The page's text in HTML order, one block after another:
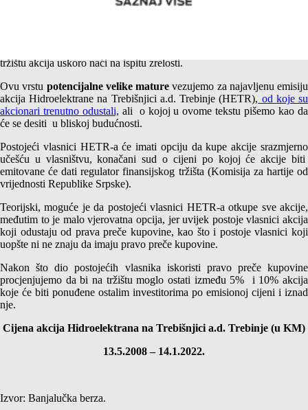
Emisija akcija Hidroelektrana na Trebišnjici a.d. Trebinje –
tržištu akcija uskoro naći na ispitu zrelosti.
Ovu vrstu potencijalne velike mature vezujemo za najavljenu emisiju
akcija Hidroelektrane na Trebišnjici a.d. Trebinje (HETR), od koje su
akcionari trenutno odustali, ali o kojoj u ovome tekstu pišemo kao da
će se desiti u bliskoj budućnosti.
Postojeći vlasnici HETR-a će imati opciju da kupe akcije srazmjerno
učešću u vlasništvu, konačani sud o cijeni po kojoj će akcije biti
emitovane će dati regulator finansijskog tržišta (Komisija za hartije od
vrijednosti Republike Srpske).
Teorijski, moguće je da postojeći vlasnici HETR-a otkupe sve akcije,
međutim to je malo vjerovatna opcija, jer uvijek postoje vlasnici akcija
koji odustaju od prava preče kupovine, kao što i postoje vlasnici koji
uopšte ni ne znaju da imaju pravo preče kupovine.
Nakon što dio postojećih vlasnika iskoristi pravo preče kupovine
procjenjujemo da bi na tržištu moglo ostati između 5% i 10% akcija
koje će biti ponuđene ostalim investitorima po emisionoj cijeni i iznad
nje.
Cijena akcija Hidroelektrana na Trebišnjici a.d. Trebinje (u KM)
13.5.2008 – 14.1.2022.
Izvor: Banjalučka berza.